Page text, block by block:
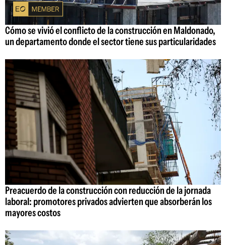
Cómo se vivió el conflicto de la construcción en Maldonado,
un departamento donde el sector tiene sus particularidades
Preacuerdo de la construcción con reducción de la jornada
laboral: promotores privados advierten que absorberán los
mayores costos